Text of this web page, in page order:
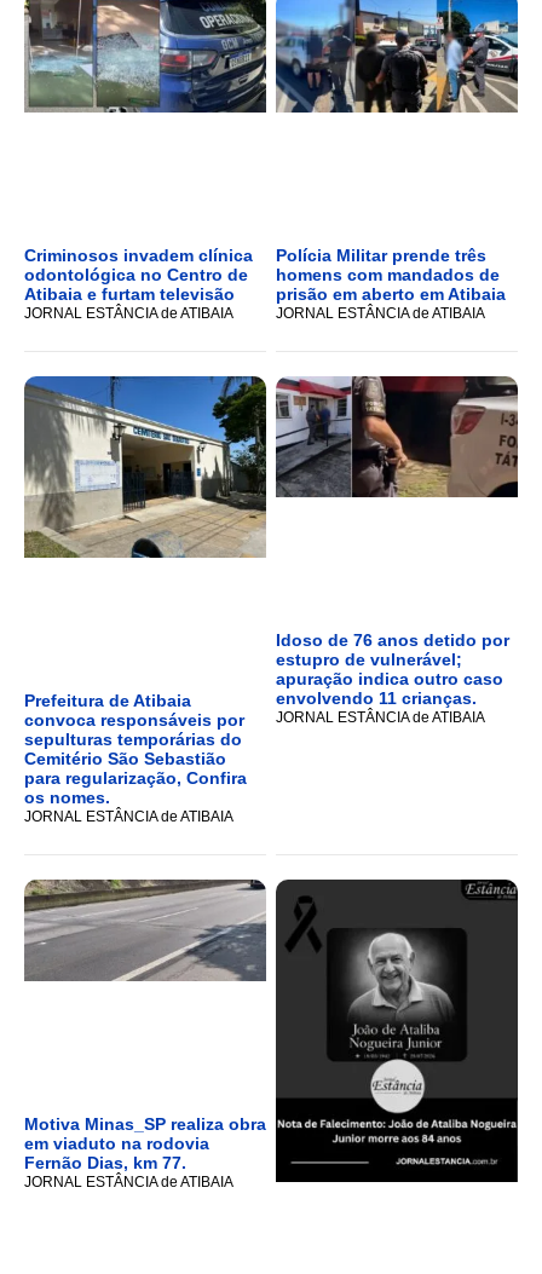
Criminosos invadem clínica
odontológica no Centro de
Atibaia e furtam televisão
JORNAL ESTÂNCIA de ATIBAIA
Polícia Militar prende três
homens com mandados de
prisão em aberto em Atibaia
JORNAL ESTÂNCIA de ATIBAIA
Prefeitura de Atibaia
convoca responsáveis por
sepulturas temporárias do
Cemitério São Sebastião
para regularização, Confira
os nomes.
JORNAL ESTÂNCIA de ATIBAIA
Idoso de 76 anos detido por
estupro de vulnerável;
apuração indica outro caso
envolvendo 11 crianças.
JORNAL ESTÂNCIA de ATIBAIA
Motiva Minas_SP realiza obra
em viaduto na rodovia
Fernão Dias, km 77.
JORNAL ESTÂNCIA de ATIBAIA